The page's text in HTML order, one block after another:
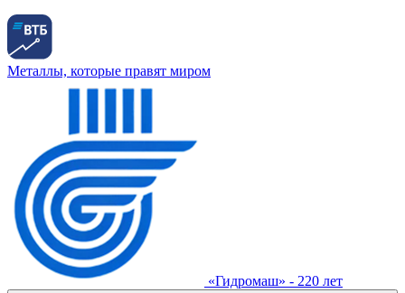
Металлы, которые правят миром
«Гидромаш» - 220 лет